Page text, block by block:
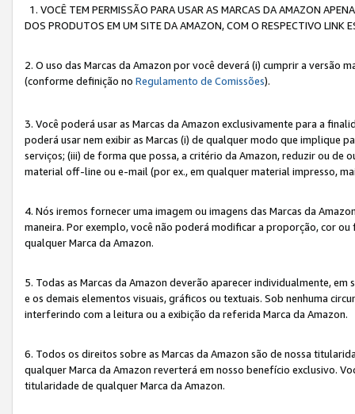
1. VOCÊ TEM PERMISSÃO PARA USAR AS MARCAS DA AMAZON
DOS PRODUTOS EM UM SITE DA AMAZON, COM O RESPECTIVO LINK
2. O uso das Marcas da Amazon por você deverá (i) cumprir a versão
(conforme definição no Regulamento de Comissões).
3. Você poderá usar as Marcas da Amazon exclusivamente para a
poderá usar nem exibir as Marcas (i) de qualquer modo que implique
serviços; (iii) de forma que possa, a critério da Amazon, reduzir ou de
material off-line ou e-mail (por ex., em qualquer material impresso,
4. Nós iremos fornecer uma imagem ou imagens das Marcas da
maneira. Por exemplo, você não poderá modificar a proporção, cor
qualquer Marca da Amazon.
5. Todas as Marcas da Amazon deverão aparecer individualmente,
e os demais elementos visuais, gráficos ou textuais. Sob nenhuma
interferindo com a leitura ou a exibição da referida Marca da Amazon.
6. Todos os direitos sobre as Marcas da Amazon são de nossa
qualquer Marca da Amazon reverterá em nosso benefício exclusivo.
titularidade de qualquer Marca da Amazon.